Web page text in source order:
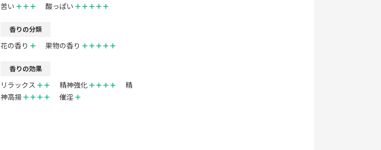
苦い ＋＋＋ 酸っぱい ＋＋＋＋＋
香りの分類
花の香り ＋ 果物の香り ＋＋＋＋＋
香りの効果
リラックス ＋＋ 精神強化 ＋＋＋＋
精
神高揚 ＋＋＋＋ 催淫 ＋